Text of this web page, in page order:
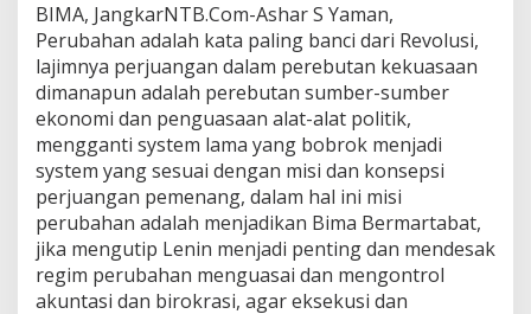
BIMA, JangkarNTB.Com-Ashar S Yaman,
Perubahan adalah kata paling banci dari Revolusi,
lajimnya perjuangan dalam perebutan kekuasaan
dimanapun adalah perebutan sumber-sumber
ekonomi dan penguasaan alat-alat politik,
mengganti system lama yang bobrok menjadi
system yang sesuai dengan misi dan konsepsi
perjuangan pemenang, dalam hal ini misi
perubahan adalah menjadikan Bima Bermartabat,
jika mengutip Lenin menjadi penting dan mendesak
regim perubahan menguasai dan mengontrol
akuntasi dan birokrasi, agar eksekusi dan